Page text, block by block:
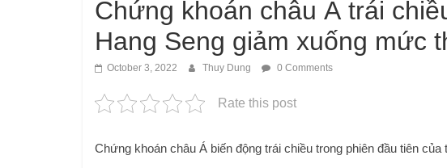
Chứng khoán châu Á trái
Hang Seng giảm xuống mức
October 3, 2022 Thuy Dung 0 Comments
Rate this post
Chứng khoán châu Á biến động trái chiều trong phiên đầu tiên